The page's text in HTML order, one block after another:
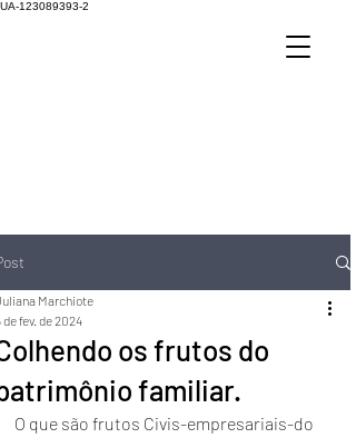
UA-123089393-2
os frutos do
familiar.
Marchiote
de fev. de 2024
O que são frutos Civis-empresariais-do